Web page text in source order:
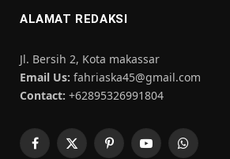
ALAMAT REDAKSI
Jl. Bersih 2, Kota makassar
Email Us: fahriaska45@gmail.com
Contact: +62895326991804
Facebook
X
PinterestYouTubeWhatsApp